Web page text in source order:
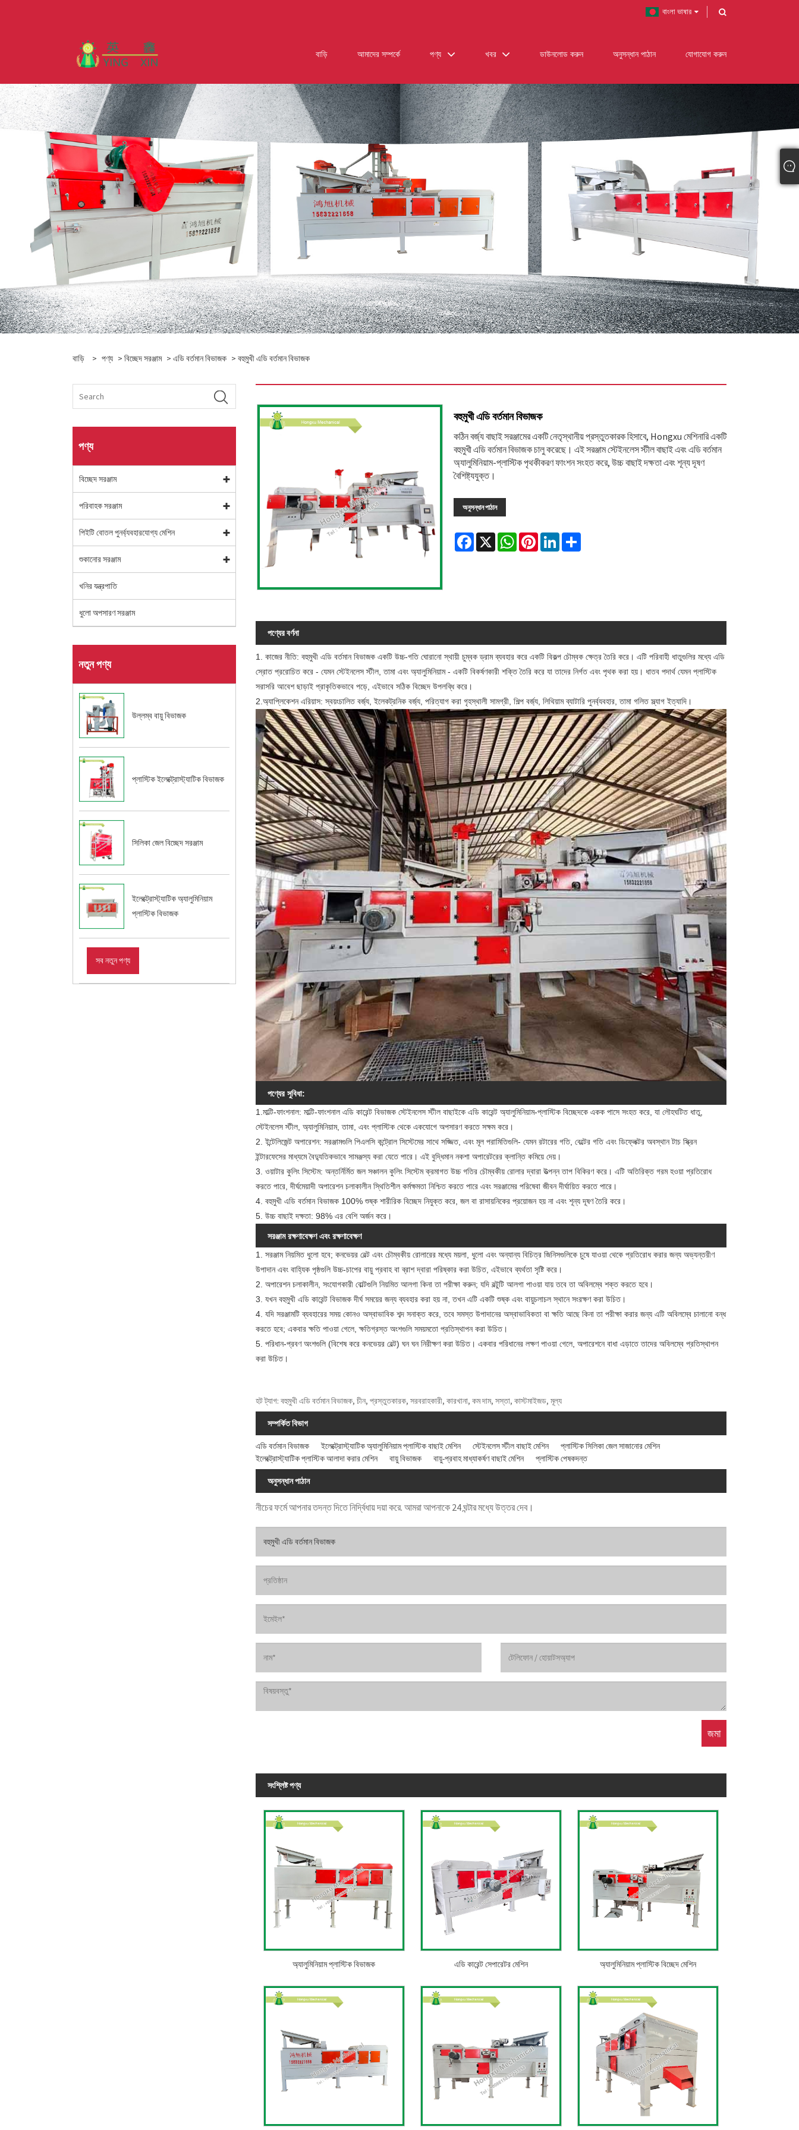
বাংলা ভাষার
বাড়ি আমাদের সম্পর্কে পণ্য খবর ডাউনলোড করুন অনুসন্ধান পাঠান যোগাযোগ করুন
বাড়ি > পণ্য > বিচ্ছেদ সরঞ্জাম > এডি বর্তমান বিভাজক > বহুমুখী এডি বর্তমান বিভাজক
পণ্য
বিচ্ছেদ সরঞ্জাম
পরিবাহক সরঞ্জাম
পিইটি বোতল পুনর্ব্যবহারযোগ্য মেশিন
শুকানোর সরঞ্জাম
খনির যন্ত্রপাতি
ধুলো অপসারণ সরঞ্জাম
নতুন পণ্য
উল্লম্ব বায়ু বিভাজক
প্লাস্টিক ইলেক্ট্রোস্ট্যাটিক বিভাজক
সিলিকা জেল বিচ্ছেদ সরঞ্জাম
ইলেক্ট্রোস্ট্যাটিক অ্যালুমিনিয়াম
প্লাস্টিক বিভাজক
সব নতুন পণ্য
বহুমুখী এডি বর্তমান বিভাজক
কঠিন বর্জ্য বাছাই সরঞ্জামের একটি নেতৃস্থানীয় প্রস্তুতকারক হিসাবে, Hongxu মেশিনারি একটি
বহুমুখী এডি বর্তমান বিভাজক চালু করেছে। এই সরঞ্জাম স্টেইনলেস স্টীল বাছাই এবং এডি বর্তমান
অ্যালুমিনিয়াম-প্লাস্টিক পৃথকীকরণ ফাংশন সংহত করে, উচ্চ বাছাই দক্ষতা এবং শূন্য দূষণ
বৈশিষ্ট্যযুক্ত।
অনুসন্ধান পাঠান
Facebook
X WhatsAppPinterestLinkedInShare
পণ্যের বর্ণনা
1. কাজের নীতি: বহুমুখী এডি বর্তমান বিভাজক একটি উচ্চ-গতি ঘোরানো স্থায়ী চুম্বক ড্রাম ব্যবহার করে একটি বিকল্প চৌম্বক ক্ষেত্র তৈরি করে। এটি পরিবাহী ধাতুগুলির মধ্যে এডি
স্রোত প্ররোচিত করে - যেমন স্টেইনলেস স্টীল, তামা এবং অ্যালুমিনিয়াম - একটি বিকর্ষণকারী শক্তি তৈরি করে যা তাদের নির্গত এবং পৃথক করা হয়। ধাতব পদার্থ যেমন প্লাস্টিক
সরাসরি আবেশ ছাড়াই প্রাকৃতিকভাবে পড়ে, এইভাবে সঠিক বিচ্ছেদ উপলব্ধি করে।
2.অ্যাপ্লিকেশন এরিয়াস: স্বয়ংচালিত বর্জ্য, ইলেকট্রনিক বর্জ্য, পরিত্যাগ করা গৃহস্থালী সামগ্রী, শিল্প বর্জ্য, লিথিয়াম ব্যাটারি পুনর্ব্যবহার, তামা গলিত স্ল্যাগ ইত্যাদি।
পণ্যের সুবিধা:
1.মাল্টি-ফাংশনাল: মাল্টি-ফাংশনাল এডি কারেন্ট বিভাজক স্টেইনলেস স্টীল বাছাইকে এডি কারেন্ট অ্যালুমিনিয়াম-প্লাস্টিক বিচ্ছেদকে একক পাসে সংহত করে, যা লৌহঘটিত ধাতু,
স্টেইনলেস স্টীল, অ্যালুমিনিয়াম, তামা, এবং প্লাস্টিক থেকে একযোগে অপসারণ করতে সক্ষম করে।
2. ইন্টেলিজেন্ট অপারেশন: সরঞ্জামগুলি পিএলসি কন্ট্রোল সিস্টেমের সাথে সজ্জিত, এবং মূল পরামিতিগুলি- যেমন রটারের গতি, বেল্টের গতি এবং ডিফ্লেক্টর অবস্থান টাচ স্ক্রিন
ইন্টারফেসের মাধ্যমে বৈদ্যুতিকভাবে সামঞ্জস্য করা যেতে পারে। এই বুদ্ধিমান নকশা অপারেটরের ক্লান্তি কমিয়ে দেয়।
3. ওয়াটার কুলিং সিস্টেম: অন্তর্নির্মিত জল সঞ্চালন কুলিং সিস্টেম ক্রমাগত উচ্চ গতির চৌম্বকীয় রোলার দ্বারা উত্পন্ন তাপ বিকিরণ করে। এটি অতিরিক্ত গরম হওয়া প্রতিরোধ
করতে পারে, দীর্ঘমেয়াদী অপারেশন চলাকালীন স্থিতিশীল কর্মক্ষমতা নিশ্চিত করতে পারে এবং সরঞ্জামের পরিষেবা জীবন দীর্ঘায়িত করতে পারে।
4. বহুমুখী এডি বর্তমান বিভাজক 100% শুষ্ক শারীরিক বিচ্ছেদ নিযুক্ত করে, জল বা রাসায়নিকের প্রয়োজন হয় না এবং শূন্য দূষণ তৈরি করে।
5. উচ্চ বাছাই দক্ষতা: 98% এর বেশি অর্জন করে।
সরঞ্জাম রক্ষণাবেক্ষণ এবং রক্ষণাবেক্ষণ
1. সরঞ্জাম নিয়মিত ধুলো হবে; কনভেয়র বেল্ট এবং চৌম্বকীয় রোলারের মধ্যে ময়লা, ধুলো এবং অন্যান্য বিচিত্র জিনিসগুলিকে চুষে যাওয়া থেকে প্রতিরোধ করার জন্য অভ্যন্তরীণ
উপাদান এবং বাহ্যিক পৃষ্ঠগুলি উচ্চ-চাপের বায়ু প্রবাহ বা ব্রাশ দ্বারা পরিষ্কার করা উচিত, এইভাবে ব্যর্থতা সৃষ্টি করে।
2. অপারেশন চলাকালীন, সংযোগকারী বোল্টগুলি নিয়মিত আলগা কিনা তা পরীক্ষা করুন; যদি বল্টুটি আলগা পাওয়া যায় তবে তা অবিলম্বে শক্ত করতে হবে।
3. যখন বহুমুখী এডি কারেন্ট বিভাজক দীর্ঘ সময়ের জন্য ব্যবহার করা হয় না, তখন এটি একটি শুষ্ক এবং বায়ুচলাচল স্থানে সংরক্ষণ করা উচিত।
4. যদি সরঞ্জামটি ব্যবহারের সময় কোনও অস্বাভাবিক শব্দ সনাক্ত করে, তবে সমস্ত উপাদানের অস্বাভাবিকতা বা ক্ষতি আছে কিনা তা পরীক্ষা করার জন্য এটি অবিলম্বে চালানো বন্ধ
করতে হবে; একবার ক্ষতি পাওয়া গেলে, ক্ষতিগ্রস্ত অংশগুলি সময়মতো প্রতিস্থাপন করা উচিত।
5. পরিধান-প্রবণ অংশগুলি (বিশেষ করে কনভেয়র বেল্ট) ঘন ঘন নিরীক্ষণ করা উচিত। একবার পরিধানের লক্ষণ পাওয়া গেলে, অপারেশনে বাধা এড়াতে তাদের অবিলম্বে প্রতিস্থাপন
করা উচিত।
হট ট্যাগ: বহুমুখী এডি বর্তমান বিভাজক, চীন, প্রস্তুতকারক, সরবরাহকারী, কারখানা, কম দাম, সস্তা, কাস্টমাইজড, মূল্য
সম্পর্কিত বিভাগ
এডি বর্তমান বিভাজক ইলেক্ট্রোস্ট্যাটিক অ্যালুমিনিয়াম প্লাস্টিক বাছাই মেশিন স্টেইনলেস স্টীল বাছাই মেশিন
প্লাস্টিক সিলিকা জেল সাজানোর মেশিন
ইলেক্ট্রোস্ট্যাটিক প্লাস্টিক আলাদা করার মেশিন
বায়ু বিভাজক বায়ু-প্রবাহ মাধ্যাকর্ষণ বাছাই মেশিন প্লাস্টিক পেষকদন্ত
অনুসন্ধান পাঠান
নীচের ফর্মে আপনার তদন্ত দিতে নির্দ্বিধায় দয়া করে. আমরা আপনাকে 24 ঘন্টার মধ্যে উত্তর দেব।
সংশ্লিষ্ট পণ্য
অ্যালুমিনিয়াম প্লাস্টিক বিভাজক এডি কারেন্ট সেপারেটর মেশিন অ্যালুমিনিয়াম প্লাস্টিক বিচ্ছেদ মেশিন